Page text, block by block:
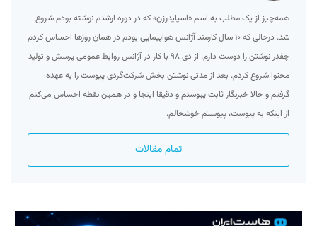
همه‌چیز از یک مطلب به اسم «اسپایدرزن» که در دوره ارشدم نوشته بودم شروع
شد. درحالی که ۱۰ سال کارمند آژانس هواپیمایی بودم در همان روزها احساس کردم
چقدر نوشتن را دوست دارم. از دی ۹۸ با کار در آژانس روابط عمومی پرسش و تولید
محتوا شروع کردم. بعد از مدتی نوشتن بخش شرکت‌گردی پیوست را به عهده
گرفتم و حالا خبرنگار ثابت پیوستم و دقیقا اینجا و در همین نقطه احساس می‌کنم
از اینکه به پیوست، پیوستم خوشحالم.
تمام مقالات